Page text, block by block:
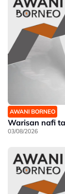
AWANI BORNEO
Warisan nafi
03/08/2026